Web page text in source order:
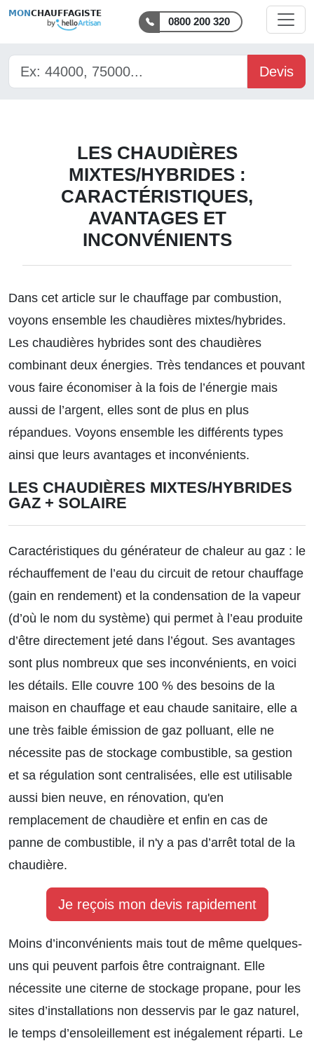
MON CHAUFFAGISTE
0800 200 320
Devis
LES CHAUDIÈRES
MIXTES/HYBRIDES :
CARACTÉRISTIQUES,
AVANTAGES ET
INCONVÉNIENTS
Dans cet article sur le chauffage par combustion,
voyons ensemble les chaudières mixtes/hybrides.
Les chaudières hybrides sont des chaudières
combinant deux énergies. Très tendances et pouvant
vous faire économiser à la fois de l’énergie mais
aussi de l’argent, elles sont de plus en plus
répandues. Voyons ensemble les différents types
ainsi que leurs avantages et inconvénients.
LES CHAUDIÈRES MIXTES/HYBRIDES
GAZ + SOLAIRE
Caractéristiques du générateur de chaleur au gaz : le
réchauffement de l’eau du circuit de retour chauffage
(gain en rendement) et la condensation de la vapeur
(d’où le nom du système) qui permet à l’eau produite
d’être directement jeté dans l’égout. Ses avantages
sont plus nombreux que ses inconvénients, en voici
les détails. Elle couvre 100 % des besoins de la
maison en chauffage et eau chaude sanitaire, elle a
une très faible émission de gaz polluant, elle ne
nécessite pas de stockage combustible, sa gestion
et sa régulation sont centralisées, elle est utilisable
aussi bien neuve, en rénovation, qu'en
remplacement de chaudière et enfin en cas de
panne de combustible, il n'y a pas d’arrêt total de la
chaudière.
Je reçois mon devis rapidement
Moins d’inconvénients mais tout de même quelques-
uns qui peuvent parfois être contraignant. Elle
nécessite une citerne de stockage propane, pour les
sites d’installations non desservis par le gaz naturel,
le temps d’ensoleillement est inégalement réparti. Le